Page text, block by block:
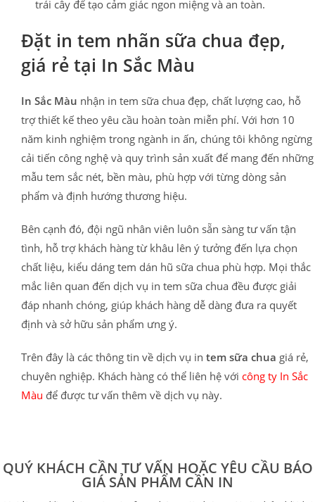
trái cây để tạo cảm giác ngon miệng và an toàn.
Đặt in tem nhãn sữa chua đẹp,
giá rẻ tại In Sắc Màu
In Sắc Màu nhận in tem sữa chua đẹp, chất lượng cao, hỗ
trợ thiết kế theo yêu cầu hoàn toàn miễn phí. Với hơn 10
năm kinh nghiệm trong ngành in ấn, chúng tôi không ngừng
cải tiến công nghệ và quy trình sản xuất để mang đến những
mẫu tem sắc nét, bền màu, phù hợp với từng dòng sản
phẩm và định hướng thương hiệu.
Bên cạnh đó, đội ngũ nhân viên luôn sẵn sàng tư vấn tận
tình, hỗ trợ khách hàng từ khâu lên ý tưởng đến lựa chọn
chất liệu, kiểu dáng tem dán hũ sữa chua phù hợp. Mọi thắc
mắc liên quan đến dịch vụ in tem sữa chua đều được giải
đáp nhanh chóng, giúp khách hàng dễ dàng đưa ra quyết
định và sở hữu sản phẩm ưng ý.
Trên đây là các thông tin về dịch vụ in tem sữa chua giá rẻ,
chuyên nghiệp. Khách hàng có thể liên hệ với công ty In Sắc
Màu để được tư vấn thêm về dịch vụ này.
QUÝ KHÁCH CẦN TƯ VẤN HOẶC YÊU CẦU BÁO
GIÁ SẢN PHẨM CẦN IN